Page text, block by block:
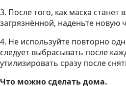
3. После того, как маска станет
загрязнённой, наденьте новую
4. Не используйте повторно
следует выбрасывать после
утилизировать сразу после
Что можно сделать дома.